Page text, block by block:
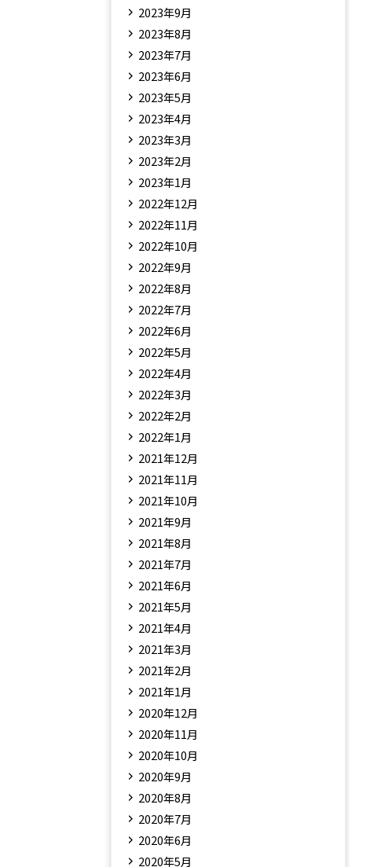
2023年9月
2023年8月
2023年7月
2023年6月
2023年5月
2023年4月
2023年3月
2023年2月
2023年1月
2022年12月
2022年11月
2022年10月
2022年9月
2022年8月
2022年7月
2022年6月
2022年5月
2022年4月
2022年3月
2022年2月
2022年1月
2021年12月
2021年11月
2021年10月
2021年9月
2021年8月
2021年7月
2021年6月
2021年5月
2021年4月
2021年3月
2021年2月
2021年1月
2020年12月
2020年11月
2020年10月
2020年9月
2020年8月
2020年7月
2020年6月
2020年5月